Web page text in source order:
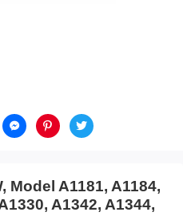
Model A1181, A1184,
A1342, A1344,